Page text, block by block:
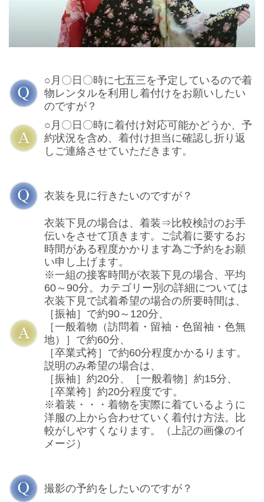
○月〇日〇時に七五三を予定しているので着
物レンタルを利用し着付けをお願いしたい
のですが？
○月〇日〇時に着付け対応可能かどうか、予
約状況を含め、着付け担当に確認し折り返
しご連絡させていただきます。
衣装を見に行きたいのですが？
衣装下見の場合は、着装⇒比較検討のお手
伝いをさせて頂きます。ご試着に要するお
時間がある程度かかります為ご予約をお願
い申し上げます。
※一組の接客時間が衣装下見の場合、平均
60～90分。カテゴリー別の詳細については
衣装下見で試着希望の場合の所要時間は、
［振袖］で約90～120分、
［一般着物（訪問着・留袖・色留袖・色無
地）］で約60分、
［卒業式袴］で約60分程度かかるります。
説明のみ希望の場合は、
［振袖］約20分、［一般着物］約15分、
［卒業袴］約20分程度です。
※着装・・・着物を実際に着ているように
洋服の上から合わせていく着付け方法。比
較がしやすくなります。（上記の画像のイ
メージ）
撮影の予約をしたいのですが？